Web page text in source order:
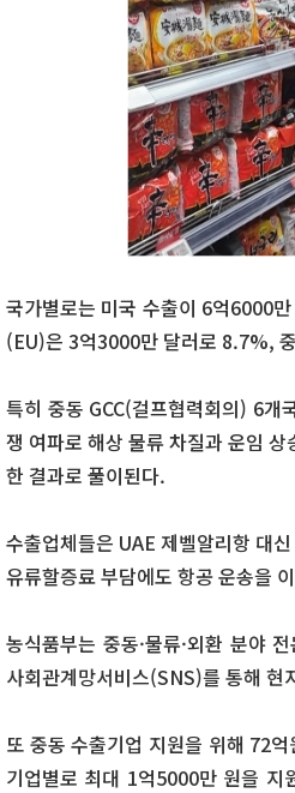
국가별로는 미국 수출이 6억6000
(EU)은 3억3000만 달러로 8.7%,
특히 중동 GCC(걸프협력회의) 6
쟁 여파로 해상 물류 차질과 운임
한 결과로 풀이된다.
수출업체들은 UAE 제벨알리항 대
유류할증료 부담에도 항공 운송을
농식품부는 중동·물류·외환 분야
사회관계망서비스(SNS)를 통해 현
또 중동 수출기업 지원을 위해 72
기업별로 최대 1억5000만 원을 지